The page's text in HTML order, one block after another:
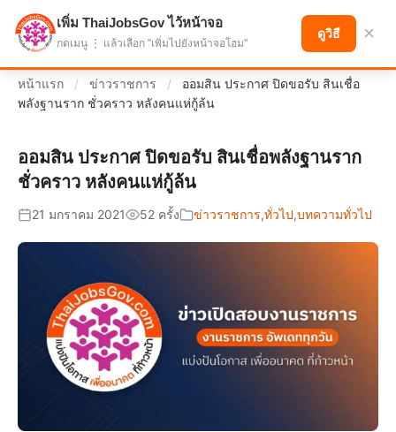
แบ่งปันโอกาส เพื่ออนาคตที่ก้าวหน้า
หน้าแรก / ข่าวราชการ /
ออมสิน ประกาศ ปิดขอรับ สินเชื่อ
พลังฐานราก ชั่วคราว หลังคนแห่กู้ล้น
ออมสิน ประกาศ ปิดขอรับ สินเชื่อพลังฐานราก
ชั่วคราว หลังคนแห่กู้ล้น
21 มกราคม 2021 52 ครั้ง ข่าวราชการ,ทั่วไป,บทความทั่วไป
เพิ่ม ThaiJobsGov ไว้หน้าจอ
กดเมนู ⋮ แล้วเลือก "เพิ่มไปยังหน้าจอโฮม"
ดูวิธี ×